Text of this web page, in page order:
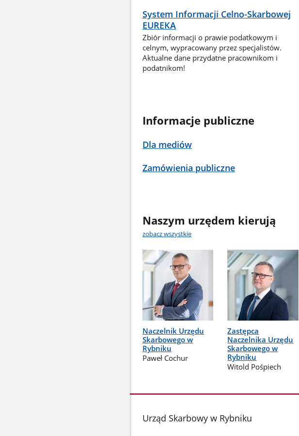
System Informacji Celno-Skarbowej
EUREKA
Zbiór informacji o prawie podatkowym i
celnym, wypracowany przez specjalistów.
Aktualne dane przydatne pracownikom i
podatnikom!
Informacje publiczne
Dla mediów
Zamówienia publiczne
Naszym urzędem kierują
zobacz wszystkie
Naczelnik Urzędu
Skarbowego w
Rybniku
Paweł Cochur
Zastępca
Naczelnika Urzędu
Skarbowego w
Rybniku
Witold Pośpiech
stopka
Urząd Skarbowy w Rybniku